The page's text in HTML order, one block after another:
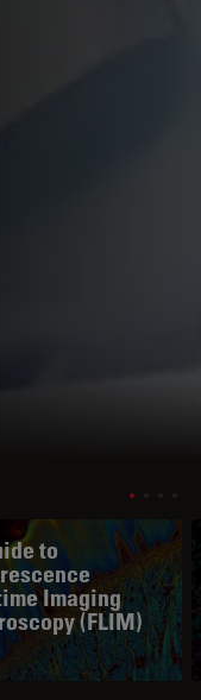
to
Imaging
(FLIM)